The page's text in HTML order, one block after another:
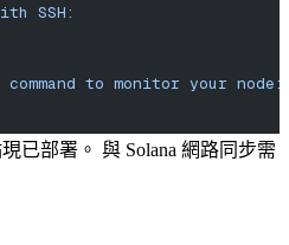
SSH:
command to monitor your node:
已部署。 與 Solana 網路同步需